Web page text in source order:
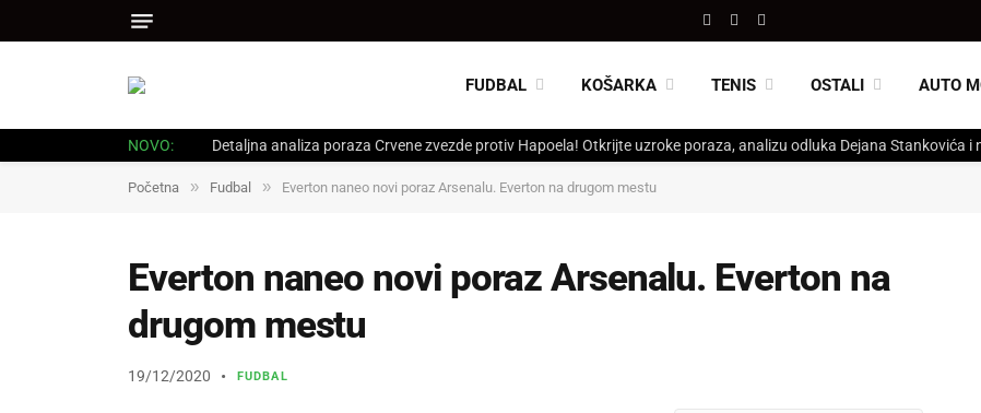
Facebook
X
Instagram
FUDBAL KOŠARKA TENIS OSTALI AUTO
NOVO: Detaljna analiza poraza Crvene zvezde protiv Hapoela! Otkrijte uzroke poraza, analizu odluka Dejana Stankovića i
Početna » Fudbal » Everton naneo novi poraz Arsenalu. Everton na drugom mestu
Everton naneo novi poraz Arsenalu. Everton na
drugom mestu
19/12/2020 FUDBAL